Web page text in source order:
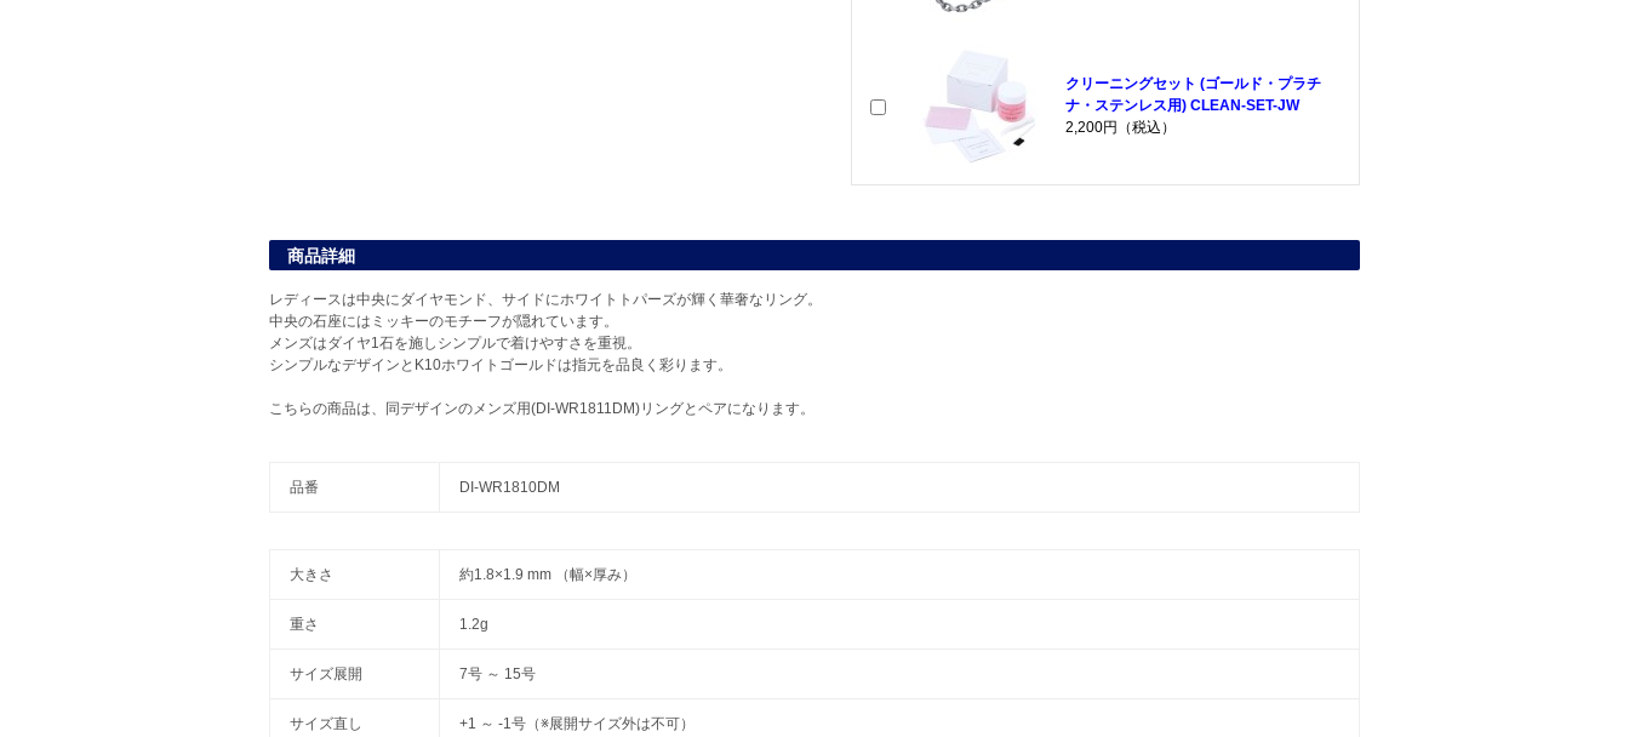
クリーニングセット (ゴールド・プラチ
ナ・ステンレス用) CLEAN-SET-JW
2,200円（税込）
商品詳細
レディースは中央にダイヤモンド、サイドにホワイトトパーズが輝く華奢なリング。
中央の石座にはミッキーのモチーフが隠れています。
メンズはダイヤ1石を施しシンプルで着けやすさを重視。
シンプルなデザインとK10ホワイトゴールドは指元を品良く彩ります。
こちらの商品は、同デザインのメンズ用(DI-WR1811DM)リングとペアになります。
品番 DI-WR1810DM
大きさ 約1.8×1.9 mm （幅×厚み）
重さ 1.2g
サイズ展開 7号 ～ 15号
サイズ直し +1 ～ -1号（※展開サイズ外は不可）